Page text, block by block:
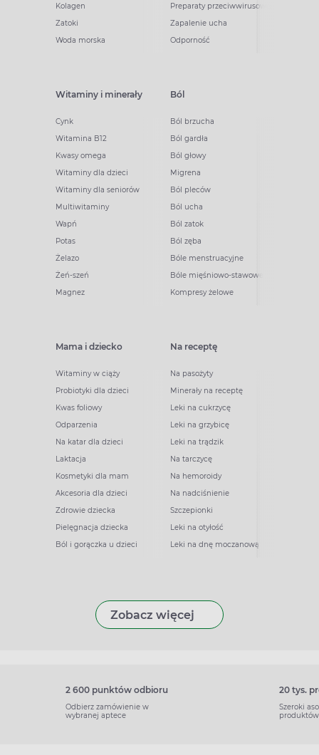
Kolagen
Zatoki
Woda morska
Preparaty przeciwwirusowe
Zapalenie ucha
Odporność
Witaminy i minerały
Cynk
Witamina B12
Kwasy omega
Witaminy dla dzieci
Witaminy dla seniorów
Multiwitaminy
Wapń
Potas
Żelazo
Żeń-szeń
Magnez
Ból
Ból brzucha
Ból gardła
Ból głowy
Migrena
Ból pleców
Ból ucha
Ból zatok
Ból zęba
Bóle menstruacyjne
Bóle mięśniowo-stawowe
Kompresy żelowe
Mama i dziecko
Witaminy w ciąży
Probiotyki dla dzieci
Kwas foliowy
Odparzenia
Na katar dla dzieci
Laktacja
Kosmetyki dla mam
Akcesoria dla dzieci
Zdrowie dziecka
Pielęgnacja dziecka
Ból i gorączka u dzieci
Na receptę
Na pasożyty
Minerały na receptę
Leki na cukrzycę
Leki na grzybicę
Leki na trądzik
Na tarczycę
Na hemoroidy
Na nadciśnienie
Szczepionki
Leki na otyłość
Leki na dnę moczanową
Zobacz więcej
2 600 punktów odbioru
Odbierz zamówienie w
wybranej aptece
20 tys.
Szeroki
produktów